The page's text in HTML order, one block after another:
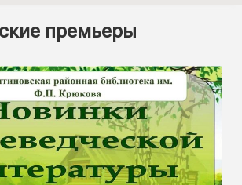
премьеры